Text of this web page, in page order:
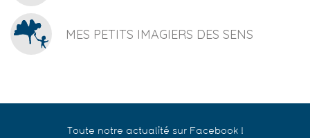
MES PETITS IMAGIERS DES SENS
Toute notre actualité sur Facebook !